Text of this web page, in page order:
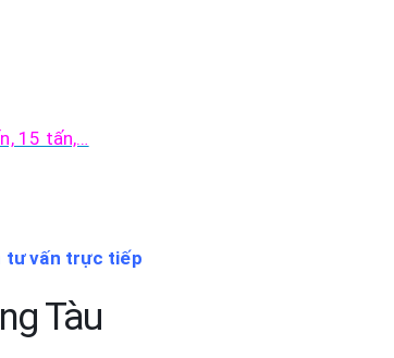
15 tấn,…
tư vấn trực tiếp
Tàu